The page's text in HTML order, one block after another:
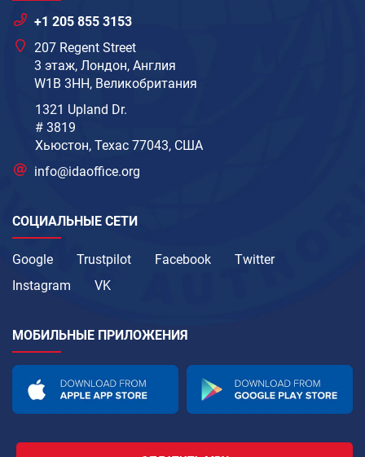
+1 205 855 3153
207 Regent Street
3 этаж, Лондон, Англия
W1B 3HH, Великобритания
1321 Upland Dr.
# 3819
Хьюстон, Техас 77043, США
info@idaoffice.org
СОЦИАЛЬНЫЕ СЕТИ
Google Trustpilot Facebook
Twitter
Instagram
VK
МОБИЛЬНЫЕ ПРИЛОЖЕНИЯ